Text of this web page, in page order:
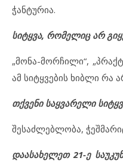
ჭანტურია.
სიტყვა, რომელიც არ
„მონა-მორჩილი“,
ამ სიტყვების ხიბლი რა
თქვენი საყვარელი
შესაძლებლობა,
დაასახელეთ 21-ე